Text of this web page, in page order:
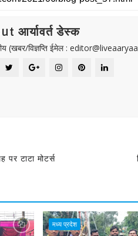
आर्यावर्त डेस्क
(खबर/विज्ञप्ति ईमेल :
टाटा मोटर्स
मध्य प्रदेश